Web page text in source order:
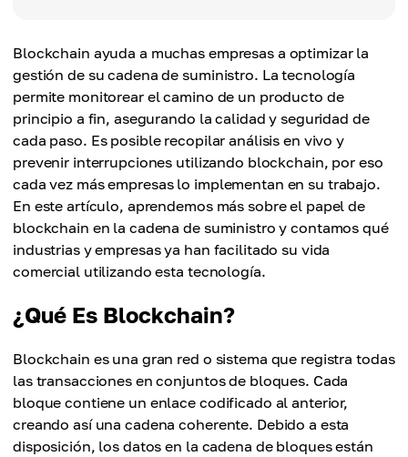
Blockchain ayuda a muchas empresas a optimizar la
gestión de su cadena de suministro. La tecnología
permite monitorear el camino de un producto de
principio a fin, asegurando la calidad y seguridad de
cada paso. Es posible recopilar análisis en vivo y
prevenir interrupciones utilizando blockchain, por eso
cada vez más empresas lo implementan en su trabajo.
En este artículo, aprendemos más sobre el papel de
blockchain en la cadena de suministro y contamos qué
industrias y empresas ya han facilitado su vida
comercial utilizando esta tecnología.
¿Qué Es Blockchain?
Blockchain es una gran red o sistema que registra todas
las transacciones en conjuntos de bloques. Cada
bloque contiene un enlace codificado al anterior,
creando así una cadena coherente. Debido a esta
disposición, los datos en la cadena de bloques están